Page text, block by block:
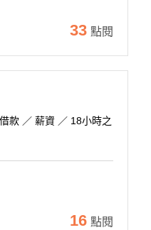
33 點閱
款 ／ 薪資 ／ 18小時之
16 點閱